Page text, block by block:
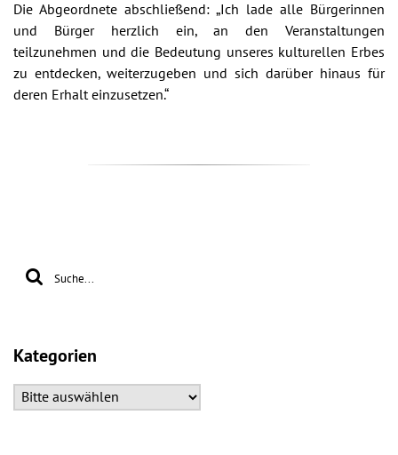
Die Abgeordnete abschließend: „Ich lade alle Bürgerinnen
und Bürger herzlich ein, an den Veranstaltungen
teilzunehmen und die Bedeutung unseres kulturellen Erbes
zu entdecken, weiterzugeben und sich darüber hinaus für
deren Erhalt einzusetzen.“
Kategorien